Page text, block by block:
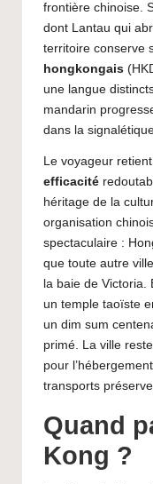
frontière chinoise.
dont Lantau qui
territoire conserve
hongkongais
une langue
mandarin
dans la
Le voyageur
efficacité
héritage de la
organisation
spectaculaire :
que toute autre
la baie de Victoria.
un temple taoïste
un dim sum
primé. La ville
pour
transports
Quand
Kong ?